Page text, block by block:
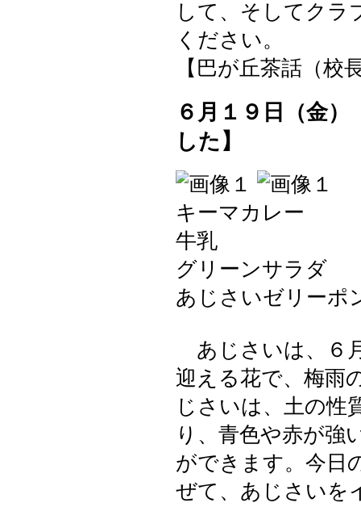
して、そしてクラ
ください。
【巴が丘茶話（校
６月１９日（金
した】
キーマカレー
牛乳
グリーンサラダ
あじさいゼリーポ
あじさいは、６
迎える花で、梅雨
じさいは、土の性
り、青色や赤が強
ができます。今日
ぜて、あじさいを